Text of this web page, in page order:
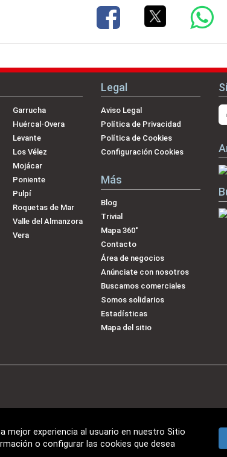
mejor experiencia al usuario en nuestro Sitio
o configurar las cookies que desea
Garrucha
Huércal-Overa
Levante
Los Vélez
Mojácar
Poniente
Pulpí
Roquetas de Mar
Valle del Almanzora
Vera
Legal
Aviso Legal
Política de Privacidad
Política de Cookies
Configuración Cookies
Más
Blog
Trivial
Mapa 360˚
Contacto
Área de negocios
Anúnciate con nosotros
Buscamos comerciales
Somos solidarios
Estadísticas
Mapa del sitio